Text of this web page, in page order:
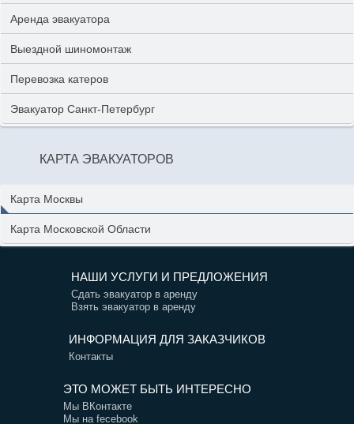
Аренда эвакуатора
Выездной шиномонтаж
Перевозка катеров
Эвакуатор Санкт-Петербург
КАРТА ЭВАКУАТОРОВ
Карта Москвы
Карта Московской Области
НАШИ УСЛУГИ И ПРЕДЛОЖЕНИЯ
Сдать эвакуатор в аренду
Взять эвакуатор в аренду
ИНФОРМАЦИЯ ДЛЯ ЗАКАЗЧИКОВ
Контакты
ЭТО МОЖЕТ БЫТЬ ИНТЕРЕСНО
Мы ВКонтакте
Мы на fecebook